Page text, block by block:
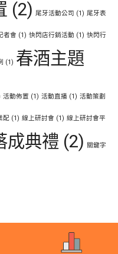
(2) 尾牙活動公司 (1) 尾牙表
者會 (1) 快閃店行銷活動 (1) 快閃行
(1) 春酒主題
活動佈置 (1) 活動直播 (1) 活動策劃
配 (1) 線上研討會 (1) 線上研討會平
成典禮 (2) 關鍵字